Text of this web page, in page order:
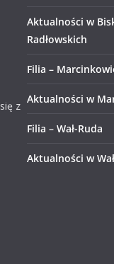
z
Aktualności w
Radłowskich
Filia –
Aktualności w
Filia – Wał-Ruda
Aktualności w